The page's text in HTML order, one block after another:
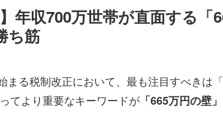
】年収700万世帯が直面する
ち筋
まる税制改正において、最も注目すべきは
てより重要なキーワードが 「665万円の壁」